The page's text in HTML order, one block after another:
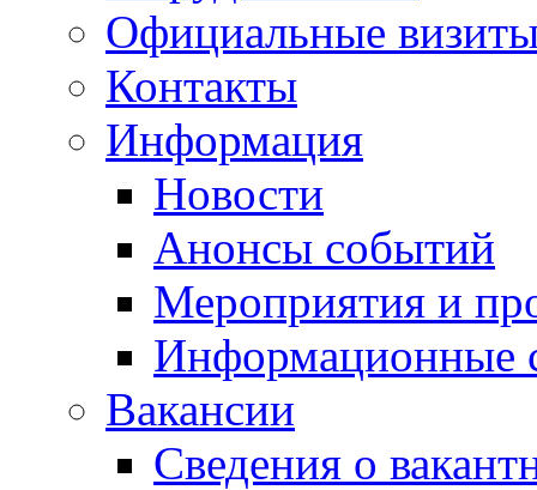
Официальные
Контакты
Информация
Новости
Анонсы событий
Мероприятия и
Информационные
Вакансии
Сведения о